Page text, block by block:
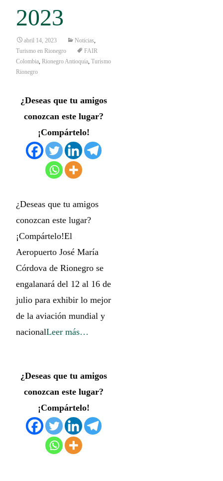
2023
abril 14, 2023 Noticias
Turismo en Rionegro
FAIR
Colombia Rionegro Antioquia Turismo
Rionegro
¿Deseas que tu amigos
conozcan este lugar?
¡Compártelo!
¿Deseas que tu amigos
conozcan este lugar?
¡Compártelo!El
Aeropuerto José María
Córdova de Rionegro se
engalanará del 12 al 16 de
julio para exhibir lo mejor
de la aviación mundial y
nacionalLeer más…
¿Deseas que tu amigos
conozcan este lugar?
¡Compártelo!